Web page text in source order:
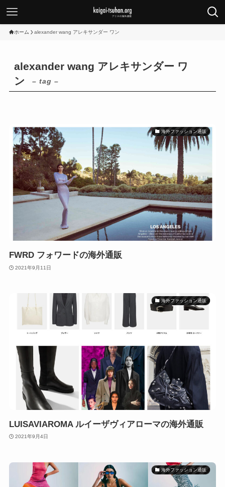
ホーム alexander wang アレキサンダー ワン
alexander wang アレキサンダー ワ
ン
– tag –
海外ファッション通販
FWRD フォワードの海外通販
2021年9月11日
海外ファッション通販
LUISAVIAROMA ルイーザヴィアローマの海外通販
2021年9月4日
海外ファッション通販